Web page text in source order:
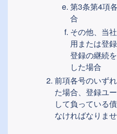
第3条第4項
合
その他、当
用または登
登録の継続
した場合
前項各号のいず
た場合、登録ユ
して負っている
なければなりませ